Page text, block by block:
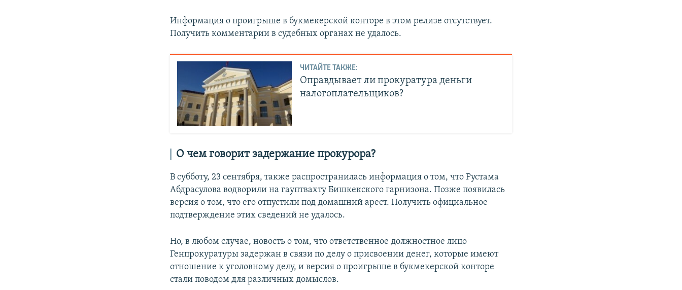
Информация о проигрыше в букмекерской конторе в этом релизе отсутствует.
Получить комментарии в судебных органах не удалось.
ЧИТАЙТЕ ТАКЖЕ:
Оправдывает ли прокуратура деньги
налогоплательщиков?
О чем говорит задержание прокурора?
В субботу, 23 сентября, также распространилась информация о том, что Рустама
Абдрасулова водворили на гауптвахту Бишкекского гарнизона. Позже появилась
версия о том, что его отпустили под домашний арест. Получить официальное
подтверждение этих сведений не удалось.
Но, в любом случае, новость о том, что ответственное должностное лицо
Генпрокуратуры задержан в связи по делу о присвоении денег, которые имеют
отношение к уголовному делу, и версия о проигрыше в букмекерской конторе
стали поводом для различных домыслов.